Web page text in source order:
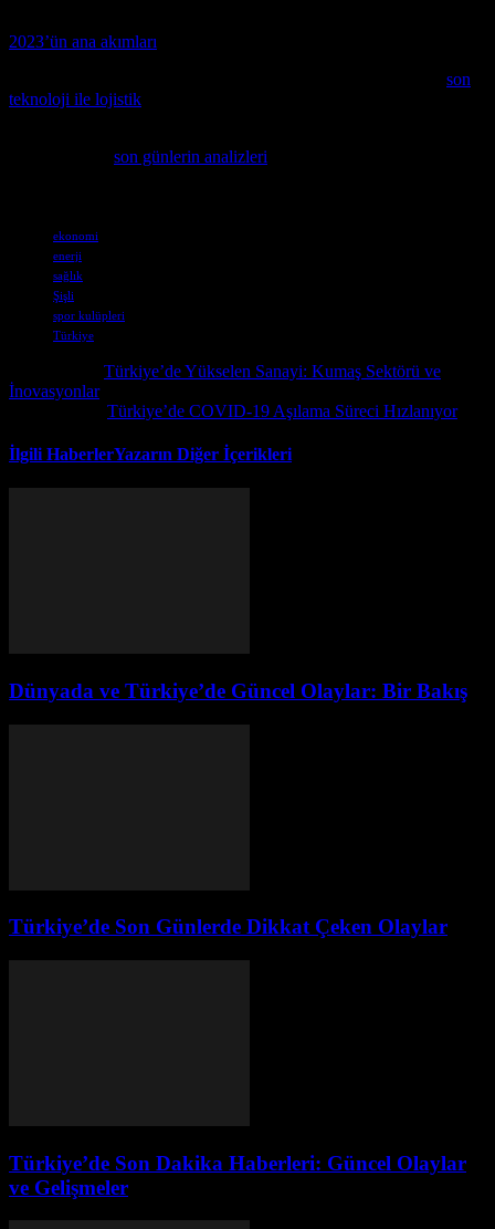
2023’ün ana akımları
son
teknoloji ile lojistik
son günlerin analizleri
ekonomi
enerji
sağlık
Şişli
spor kulüpleri
Türkiye
Türkiye’de Yükselen Sanayi: Kumaş Sektörü ve
İnovasyonlar
Türkiye’de COVID-19 Aşılama Süreci Hızlanıyor
İlgili HaberlerYazarın Diğer İçerikleri
Dünyada ve Türkiye’de Güncel Olaylar: Bir Bakış
Türkiye’de Son Günlerde Dikkat Çeken Olaylar
Türkiye’de Son Dakika Haberleri: Güncel Olaylar
ve Gelişmeler